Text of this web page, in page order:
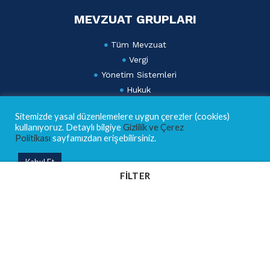
MEVZUAT GRUPLARI
Tüm Mevzuat
Vergi
Yönetim Sistemleri
Hukuk
Ticaret ve Finans
Dış Ticaret ve Gümrük
AKADEMİ
Sitemizde yasal düzenlemelere uygun çerezler (cookies)
kullanıyoruz. Detaylı bilgiyeGizlilik ve Çerez
Politikası sayfamızdan erişebilirsiniz.
Kabul Et
FILTER